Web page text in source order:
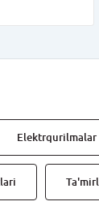
Elektrqurilmalar